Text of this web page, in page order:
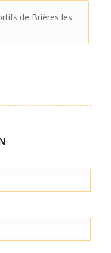
de Brières les